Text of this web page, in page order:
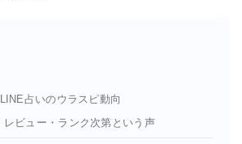
占いのウラスピ動向
レビュー・ランク次第という声